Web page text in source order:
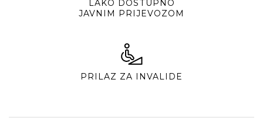
LAKO DOSTUPNO
JAVNIM PRIJEVOZOM
PRILAZ ZA INVALIDE